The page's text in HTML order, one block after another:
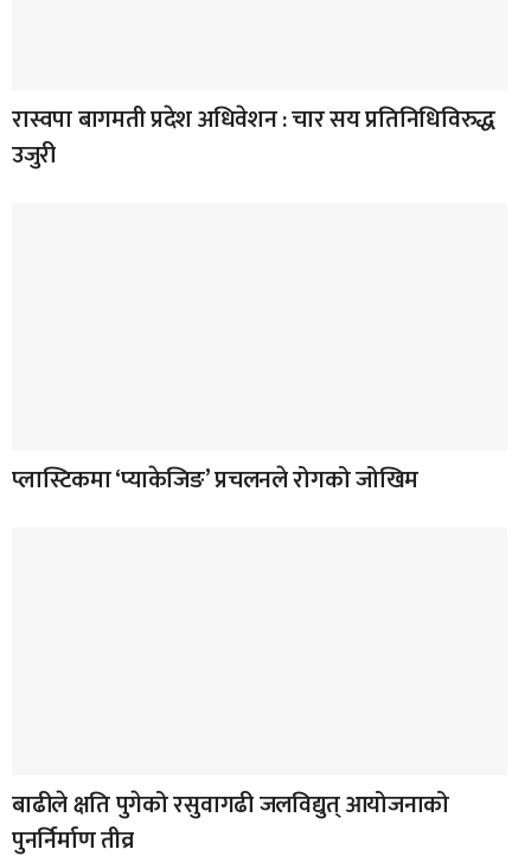
रास्वपा बागमती प्रदेश अधिवेशन : चार सय प्रतिनिधिविरुद्ध
उजुरी
प्लास्टिकमा ‘प्याकेजिङ’ प्रचलनले रोगको जोखिम
बाढीले क्षति पुगेको रसुवागढी जलविद्युत् आयोजनाको
पुनर्निर्माण तीव्र